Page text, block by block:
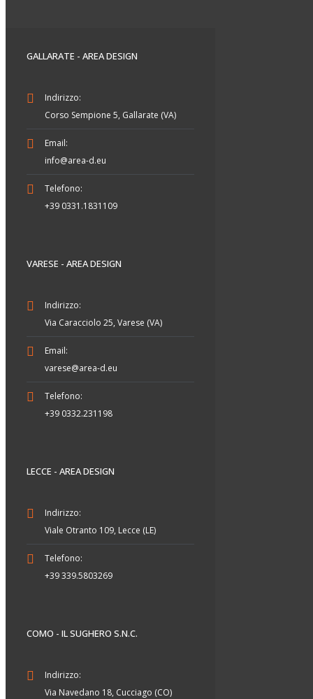
GALLARATE - AREA DESIGN
Indirizzo:
Corso Sempione 5, Gallarate (VA)
Email:
info@area-d.eu
Telefono:
+39 0331.1831109
VARESE - AREA DESIGN
Indirizzo:
Via Caracciolo 25, Varese (VA)
Email:
varese@area-d.eu
Telefono:
+39 0332.231198
LECCE - AREA DESIGN
Indirizzo:
Viale Otranto 109, Lecce (LE)
Telefono:
+39 339.5803269
COMO - IL SUGHERO S.N.C.
Indirizzo:
Via Navedano 18, Cucciago (CO)